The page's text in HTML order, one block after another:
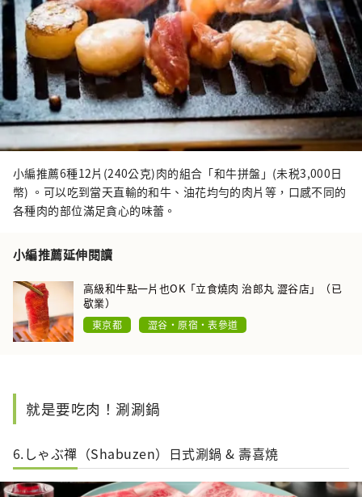
小編推薦6種12片(240公克)肉的組合「和牛拼盤」(未税3,000日
幣) 。可以吃到當天直輸的和牛、油花均勻的肉片等，口感不同的
各種肉的部位滿足貪心的味蕾。
小編推薦延伸閱讀
高級和牛點一片也OK「立食燒肉 治郎丸 澀谷店」（已
歇業）
東京都 澀谷・原宿・表參道
就是要吃肉！涮涮鍋
6.しゃぶ禪（Shabuzen）日式涮鍋 & 壽喜燒